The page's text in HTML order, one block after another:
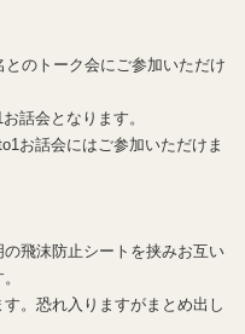
のトーク会にご参加いただけ
話会となります。
お話会にはご参加いただけま
飛沫防止シートを挟みお互い
。恐れ入りますがまとめ出し